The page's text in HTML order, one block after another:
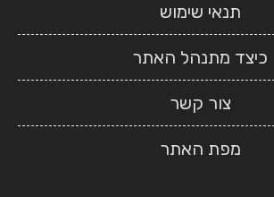
תנאי שימוש
כיצד מתנהל האתר
צור קשר
מפת האתר